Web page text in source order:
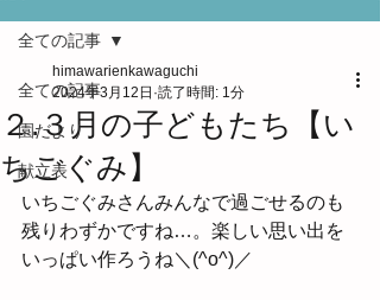
全ての記事
園だより
献立表
全ての記事
２.３月の子どもたち【い
ちごぐみ】
himawarienkawaguchi
2024年3月12日 読了時間: 1分
いちごぐみさんみんなで過ごせるのも
残りわずかですね…。楽しい思い出を
いっぱい作ろうね＼(^o^)／